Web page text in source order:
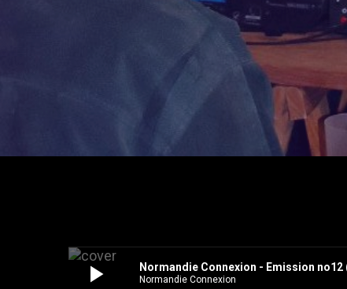
play_arrow Normandie Connexion - Emission
Normandie Connexion